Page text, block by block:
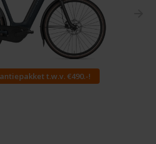
t.w.v. €490.-!